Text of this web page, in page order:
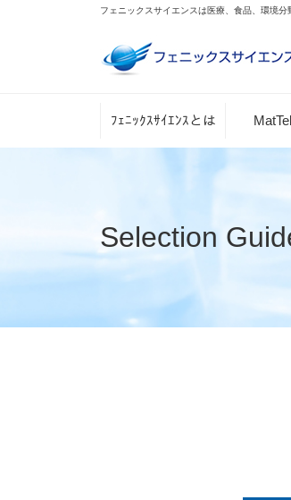
フェニックスサイエンスは医療、食品、環境
ﾌｪﾆｯｸｽｻｲｴﾝｽとは
Selection